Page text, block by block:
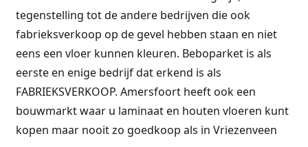
tegenstelling tot de andere bedrijven die ook
fabrieksverkoop op de gevel hebben staan en niet
eens een vloer kunnen kleuren. Beboparket is als
eerste en enige bedrijf dat erkend is als
FABRIEKSVERKOOP. Amersfoort heeft ook een
bouwmarkt waar u laminaat en houten vloeren kunt
kopen maar nooit zo goedkoop als in Vriezenveen